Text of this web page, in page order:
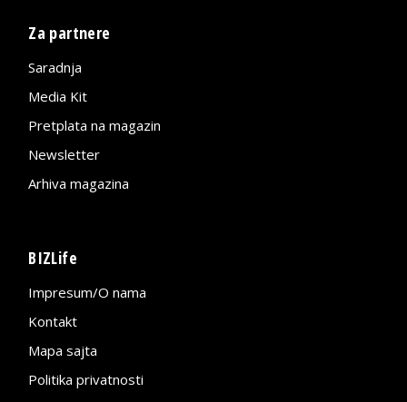
Za partnere
Saradnja
Media Kit
Pretplata na magazin
Newsletter
Arhiva magazina
BIZLife
Impresum/O nama
Kontakt
Mapa sajta
Politika privatnosti